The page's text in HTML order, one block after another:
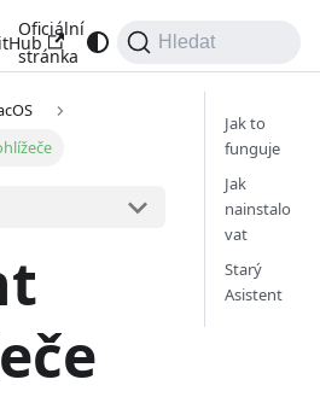
Oficiální
stránka
Hledat
Jak to
funguje
Jak
nainstalo
vat
Starý
Asistent